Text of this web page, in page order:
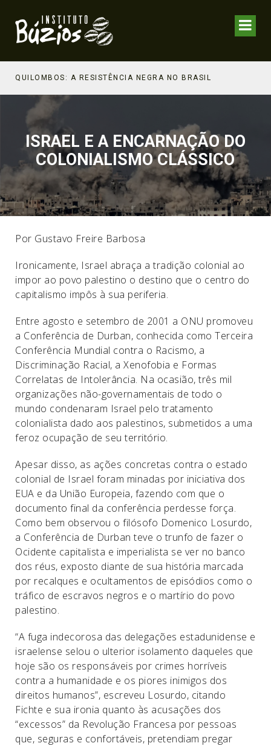
QUILOMBOS: A RESISTÊNCIA NEGRA NO BRASIL
ISRAEL E A ENCARNAÇÃO DO
COLONIALISMO CLÁSSICO
Por Gustavo Freire Barbosa
Ironicamente, Israel abraça a tradição colonial ao
impor ao povo palestino o destino que o centro do
capitalismo impôs à sua periferia.
Entre agosto e setembro de 2001 a ONU promoveu
a Conferência de Durban, conhecida como Terceira
Conferência Mundial contra o Racismo, a
Discriminação Racial, a Xenofobia e Formas
Correlatas de Intolerância. Na ocasião, três mil
organizações não-governamentais de todo o
mundo condenaram Israel pelo tratamento
colonialista dado aos palestinos, submetidos a uma
feroz ocupação de seu território.
Apesar disso, as ações concretas contra o estado
colonial de Israel foram minadas por iniciativa dos
EUA e da União Europeia, fazendo com que o
documento final da conferência perdesse força.
Como bem observou o filósofo Domenico Losurdo,
a Conferência de Durban teve o trunfo de fazer o
Ocidente capitalista e imperialista se ver no banco
dos réus, exposto diante de sua história marcada
por recalques e ocultamentos de episódios como o
tráfico de escravos negros e o martírio do povo
palestino.
“A fuga indecorosa das delegações estadunidense e
israelense selou o ulterior isolamento daqueles que
hoje são os responsáveis por crimes horríveis
contra a humanidade e os piores inimigos dos
direitos humanos”, escreveu Losurdo, citando
Fichte e sua ironia quanto às acusações dos
“excessos” da Revolução Francesa por pessoas
que, seguras e confortáveis, pretendiam pregar